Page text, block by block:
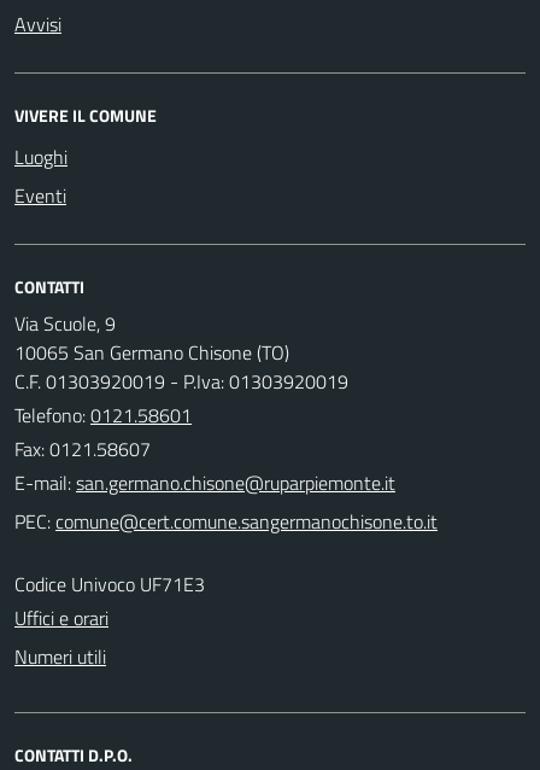
Avvisi
VIVERE IL COMUNE
Luoghi
Eventi
CONTATTI
Via Scuole, 9
10065 San Germano Chisone (TO)
C.F. 01303920019 - P.Iva: 01303920019
Telefono:0121.58601
Fax: 0121.58607
E-mail:
PEC:
Codice Univoco UF71E3
Uffici e orari
Numeri utili
CONTATTI D.P.O.